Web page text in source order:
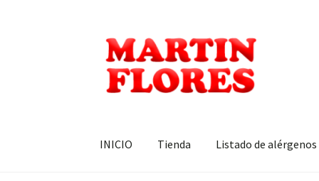
Ir
la
navegación
Ir
al
contenido
INICIO Tienda Listado de alérgenos